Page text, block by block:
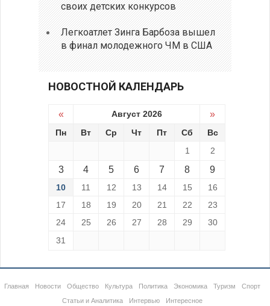
своих детских конкурсов
Легкоатлет Зинга Барбоза вышел
в финал молодежного ЧМ в США
НОВОСТНОЙ КАЛЕНДАРЬ
« Август 2026 »
Пн Вт Ср Чт Пт Сб
Вс
1
2
3 4 5 6 7 8 9
10 11 12 13 14 15
16
17
18 19 20 21 22
23
24
25 26 27 28 29
30
31
Главная Новости Общество Культура Политика Экономика Туризм
Спорт
Статьи и Аналитика
Интервью Интересное